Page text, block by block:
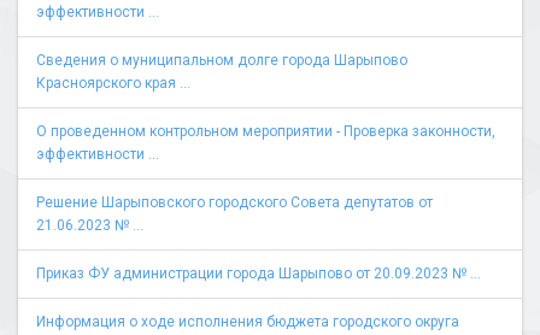
эффективности ...
Сведения о муниципальном долге города Шарыпово
Красноярского края ...
О проведенном контрольном мероприятии - Проверка законности,
эффективности ...
Решение Шарыповского городского Совета депутатов от
21.06.2023 № ...
Приказ ФУ администрации города Шарыпово от 20.09.2023 № ...
Информация о ходе исполнения бюджета городского округа